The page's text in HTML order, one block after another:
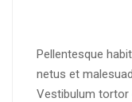
Pellentesque
netus et
Vestibulum tortor